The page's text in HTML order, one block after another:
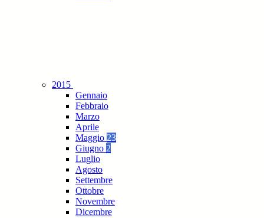
2015
Gennaio
Febbraio
Marzo
Aprile
Maggio 23
Giugno 2
Luglio
Agosto
Settembre
Ottobre
Novembre
Dicembre